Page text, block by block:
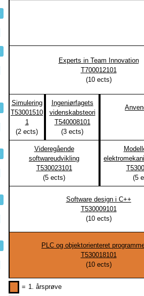
Experts in Team Innovation
T700012101
(10ects)
Simulering
T53001510
1
(2 ects)
Ingeniørfagets
videnskabsteori
T540008101
(3 ects)
Videregående
softwareudvikling
T530023101
(5 ects)
(5
Software design i C++
T530009101
(10ects)
PLC og objektorienteret
T530018101
(10ects)
= 1. årsprøve